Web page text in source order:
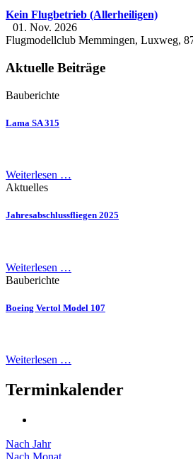
Kein Flugbetrieb (Allerheiligen)
01. Nov. 2026
Flugmodellclub Memmingen, Luxweg,
Aktuelle Beiträge
Bauberichte
Lama SA 315
Weiterlesen …
Aktuelles
Jahresabschlussfliegen 2025
Weiterlesen …
Bauberichte
Boeing Vertol Model 107
Weiterlesen …
Terminkalender
Nach Jahr
Nach Monat